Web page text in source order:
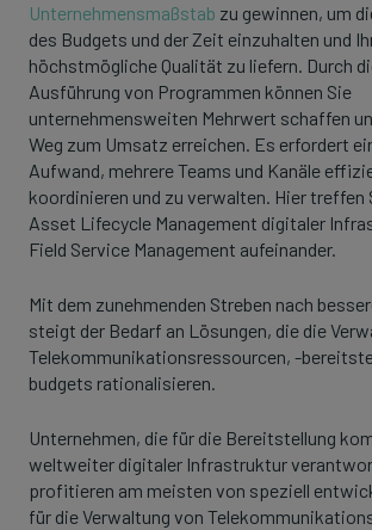
Unternehmensmaßstab zu gewinnen, um
des Budgets und der Zeit einzuhalten und
höchstmögliche Qualität zu liefern. Durch
Ausführung von Programmen können Sie
unternehmensweiten Mehrwert schaffen
Weg zum Umsatz erreichen. Es erfordert
Aufwand, mehrere Teams und Kanäle
koordinieren und zu verwalten. Hier
Asset Lifecycle Management digitaler
Field Service Management aufeinander.
Mit dem zunehmenden Streben nach
steigt der Bedarf an Lösungen, die die
Telekommunikationsressourcen, -
budgets rationalisieren.
Unternehmen, die für die Bereitstellung
weltweiter digitaler Infrastruktur
profitieren am meisten von speziell
für die Verwaltung von